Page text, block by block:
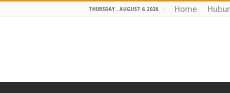
THURSDAY , AUGUST 6 2026 Home